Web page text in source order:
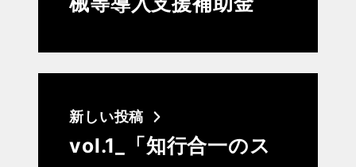
新しい投稿
vol.1_「知行合一のス